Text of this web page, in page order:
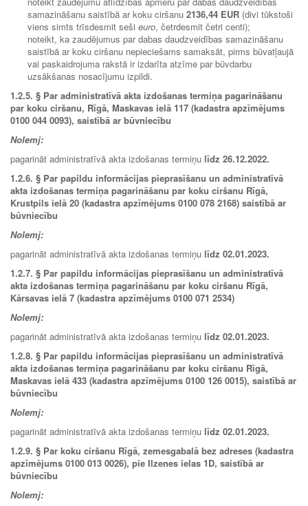
samazināšanu saistībā ar koku ciršanu 2136,44 EUR (divi tūkstoši
viens simts trīsdesmit seši euro, četrdesmit četri centi);
noteikt, ka zaudējumus par dabas daudzveidības samazināšanu
saistībā ar koku ciršanu nepieciešams samaksāt, pirms būvatļaujā
vai paskaidrojuma rakstā ir izdarīta atzīme par būvdarbu
uzsākšanas nosacījumu izpildi.
1.2.5. § Par administratīvā akta izdošanas termiņa pagarināšanu
par koku ciršanu, Rīgā, Maskavas ielā 117 (kadastra apzīmējums
0100 044 0093), saistībā ar būvniecību
Nolemj:
pagarināt administratīvā akta izdošanas termiņu līdz 26.12.2022.
1.2.6. § Par papildu informācijas pieprasīšanu un administratīvā
akta izdošanas termiņa pagarināšanu par koku ciršanu Rīgā,
Krustpils ielā 20 (kadastra apzīmējums 0100 078 2168) saistībā ar
būvniecību
Nolemj:
pagarināt administratīvā akta izdošanas termiņu līdz 02.01.2023.
1.2.7. § Par papildu informācijas pieprasīšanu un administratīvā
akta izdošanas termiņa pagarināšanu par koku ciršanu Rīgā,
Kārsavas ielā 7 (kadastra apzīmējums 0100 071 2534)
Nolemj:
pagarināt administratīvā akta izdošanas termiņu līdz 02.01.2023.
1.2.8. § Par papildu informācijas pieprasīšanu un administratīvā
akta izdošanas termiņa pagarināšanu par koku ciršanu Rīgā,
Maskavas ielā 433 (kadastra apzīmējums 0100 126 0015), saistībā ar
būvniecību
Nolemj:
pagarināt administratīvā akta izdošanas termiņu līdz 02.01.2023.
1.2.9. § Par koku ciršanu Rīgā, zemesgabalā bez adreses (kadastra
apzīmējums 0100 013 0026), pie Ilzenes ielas 1D, saistībā ar
būvniecību
Nolemj: